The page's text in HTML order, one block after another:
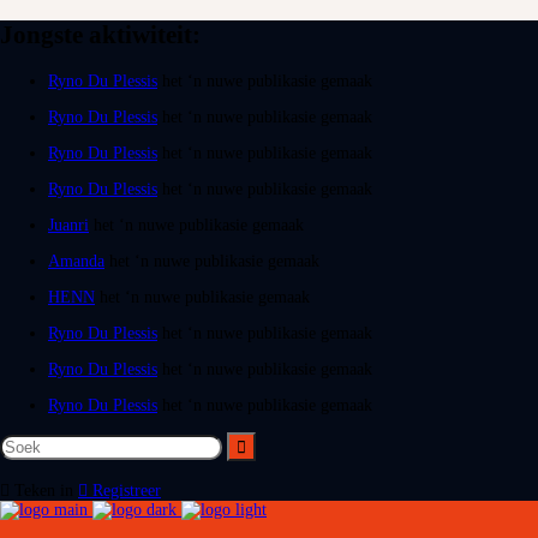
Ryno Du Plessis
Ryno Du Plessis
Ryno Du Plessis
Ryno Du Plessis
Juanri
Amanda
HENN
Ryno Du Plessis
Ryno Du Plessis
Ryno Du Plessis
Registreer